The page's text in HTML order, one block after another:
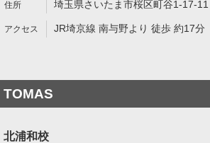
埼玉県さいたま市桜区町谷1-17-11
JR埼京線 南与野より 徒歩 約17分
TOMAS
北浦和校